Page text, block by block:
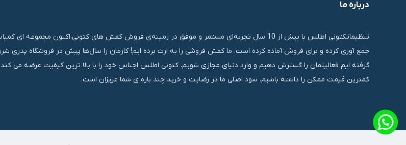
درباره ما
تنظیماتکتونی اطلس با بیش از 10 سال تجربه‌ای مستمر و موفق در زمینه‌ی فروش کفش های کتونی،اکنون مجموعه
جمع آوری کرده و برای فروش آماده کرده است. ما کفش فروشی را به ارث برده ایم! کارمان را سال‌ها پیش در فروشگاه پدری
گرفته ایم فعالیتمان را گسترش دهیم و وارد دنیای مجازی شویم. کتونی اطلس اجناس خود را با بالا ترین کیفیت عرضه می
کمترین قیمت ممکن را داشته باشیم. سود اصلی ما در رضایت و خرید چند باره ی شما عزیزان است.